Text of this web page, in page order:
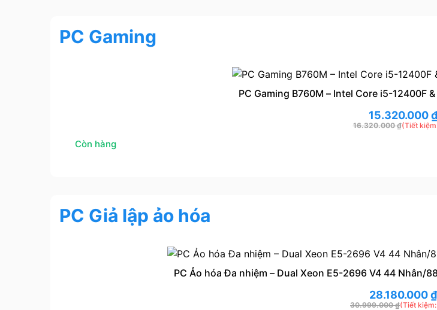
PC Gaming
PC Gaming B760M – Intel Core i5-12400F
(Tiết
16.320.000₫
15.320.000₫
Còn hàng
PC Giả lập ảo hóa
PC Ảo hóa Đa nhiệm – Dual Xeon E5-2696 V4 44 Nhân/
(Tiết
30.999.000₫
28.180.000₫